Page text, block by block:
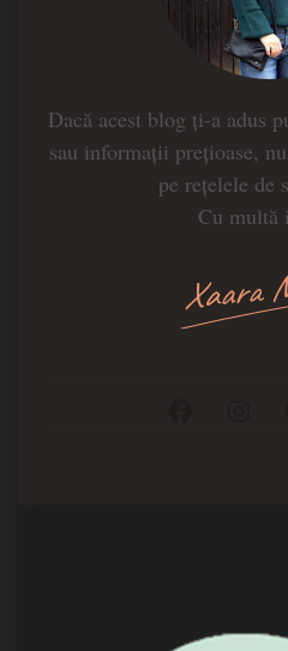
Dacă acest blog ți-a adus
sau informații prețioase,
pe rețelele de
Cu multă
Xaara